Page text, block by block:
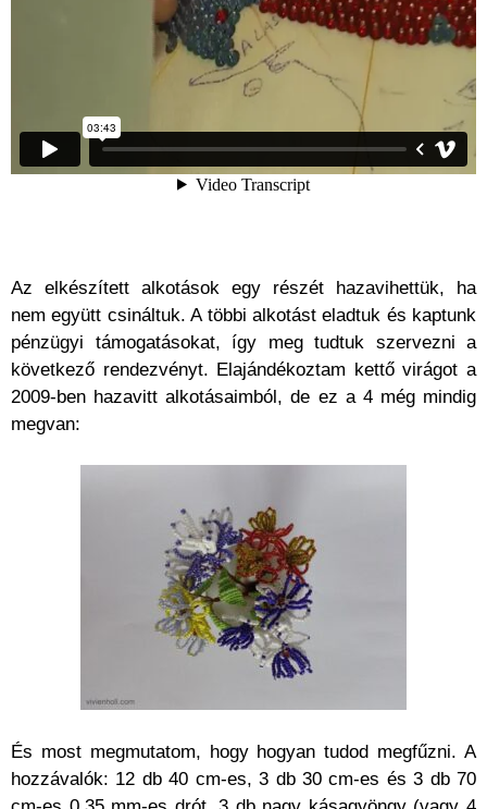
Az elkészített alkotások egy részét hazavihettük, ha
nem együtt csináltuk. A többi alkotást eladtuk és kaptunk
pénzügyi támogatásokat, így meg tudtuk szervezni a
következő rendezvényt. Elajándékoztam kettő virágot a
2009-ben hazavitt alkotásaimból, de ez a 4 még mindig
megvan:
És most megmutatom, hogy hogyan tudod megfűzni. A
hozzávalók: 12 db 40 cm-es, 3 db 30 cm-es és 3 db 70